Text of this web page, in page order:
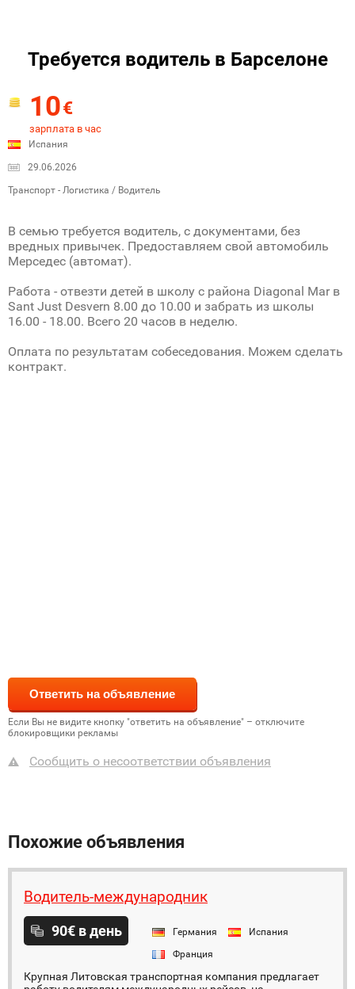
Требуется водитель в Барселоне
10€
зарплата в час
Испания
29.06.2026
Транспорт - Логистика / Водитель
В семью требуется водитель, с документами, без
вредных привычек. Предоставляем свой автомобиль
Мерседес (автомат).
Работа - отвезти детей в школу с района Diagonal Mar в
Sant Just Desvern 8.00 до 10.00 и забрать из школы
16.00 - 18.00. Всего 20 часов в неделю.
Оплата по результатам собеседования. Можем сделать
контракт.
Если Вы не видите кнопку "ответить на объявление" – отключите
блокировщики рекламы
Сообщить о несоответствии объявления
Похожие объявления
Водитель-международник
90€ в день Германия
Испания
Франция
Крупная Литовская транспортная компания предлагает